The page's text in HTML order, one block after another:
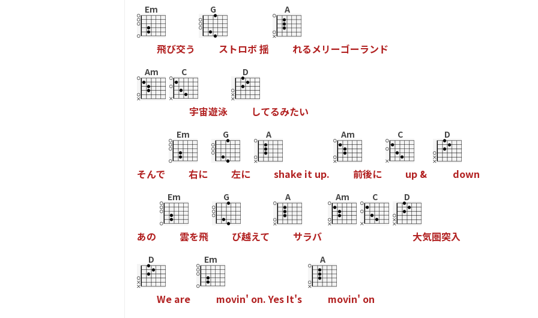
Em
飛び交う
G
ス トロボ揺
A
れるメリーゴーラン ド
Am C
宇宙遊泳
D
してるみたい
そんで
Em
右に
G
左に
A
shake it up.
Am
前後に
C
up &
D
down
あの
Em
雲を飛
G
び越えて
A
サラバ
Am C D
大気圏突入
D
We are
Em
movin' on. Yes It's
A
movin' on